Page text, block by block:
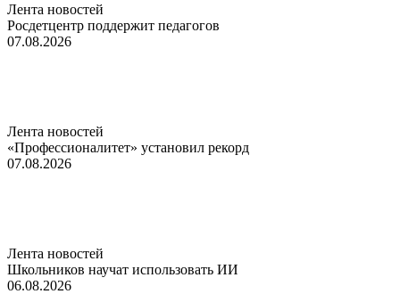
Лента новостей
Росдетцентр поддержит педагогов
07.08.2026
Лента новостей
«Профессионалитет» установил рекорд
07.08.2026
Лента новостей
Школьников научат использовать ИИ
06.08.2026